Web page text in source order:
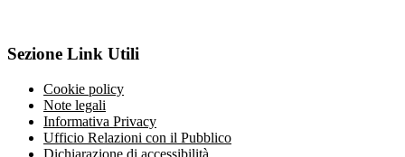
Sezione Link Utili
Cookie policy
Note legali
Informativa Privacy
Ufficio Relazioni con il Pubblico
Dichiarazione di accessibilità